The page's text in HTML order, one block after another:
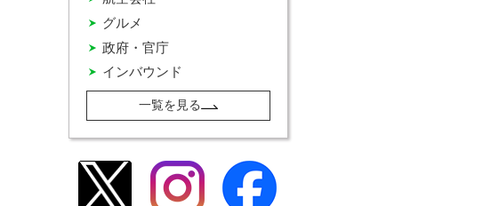
インバウンド
グルメ
政府・官庁
一覧を見る